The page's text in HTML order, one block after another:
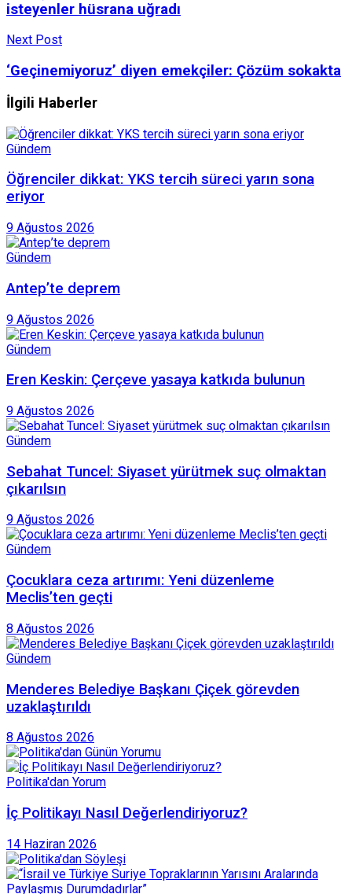
isteyenler hüsrana uğradı
Next Post
‘Geçinemiyoruz’ diyen emekçiler: Çözüm sokakta
İlgili Haberler
Gündem
Öğrenciler dikkat: YKS tercih süreci yarın sona
eriyor
9 Ağustos 2026
Gündem
Antep’te deprem
9 Ağustos 2026
Gündem
Eren Keskin: Çerçeve yasaya katkıda bulunun
9 Ağustos 2026
Gündem
Sebahat Tuncel: Siyaset yürütmek suç olmaktan
çıkarılsın
9 Ağustos 2026
Gündem
Çocuklara ceza artırımı: Yeni düzenleme
Meclis’ten geçti
8 Ağustos 2026
Gündem
Menderes Belediye Başkanı Çiçek görevden
uzaklaştırıldı
8 Ağustos 2026
Politika'dan Yorum
İç Politikayı Nasıl Değerlendiriyoruz?
14 Haziran 2026